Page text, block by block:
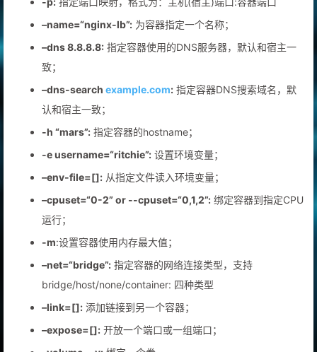
–name=“nginx-lb”: 为容器指定一个名称；
–dns 8.8.8.8: 指定容器使用的DNS服务器，默认和宿主一
致；
–dns-search example.com: 指定容器DNS搜索域名，默
认和宿主一致；
-h “mars”: 指定容器的hostname；
-e username=“ritchie”: 设置环境变量；
–env-file=[]: 从指定文件读入环境变量；
–cpuset=“0-2” or --cpuset=“0,1,2”: 绑定容器到指定CPU
运行；
-m:设置容器使用内存最大值；
–net=“bridge”: 指定容器的网络连接类型，支持
bridge/host/none/container: 四种类型
–link=[]: 添加链接到另一个容器；
–expose=[]: 开放一个端口或一组端口；